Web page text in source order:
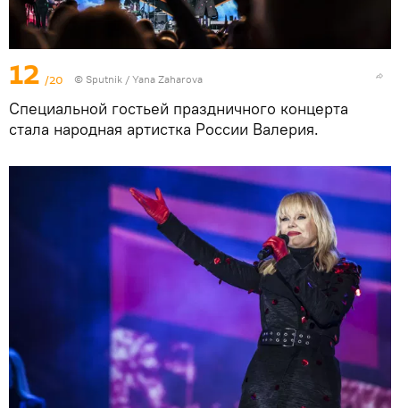
12 /20 © Sputnik / Yana Zaharova
Специальной гостьей праздничного концерта
стала народная артистка России Валерия.